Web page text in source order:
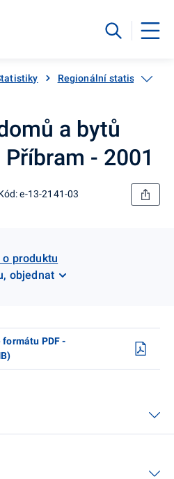
Regionální statistiky
a bytů
- 2001
e-13-2141-03
produktu
objednat
PDF -